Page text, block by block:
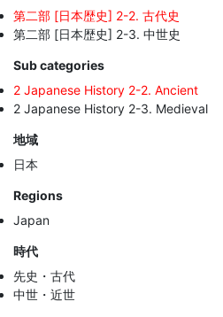
第二部 [日本歴史] 2-2. 古代史
第二部 [日本歴史] 2-3. 中世史
Sub categories
2 Japanese History 2-2. Ancient
2 Japanese History 2-3. Medieval
地域
日本
Regions
Japan
時代
先史・古代
中世・近世